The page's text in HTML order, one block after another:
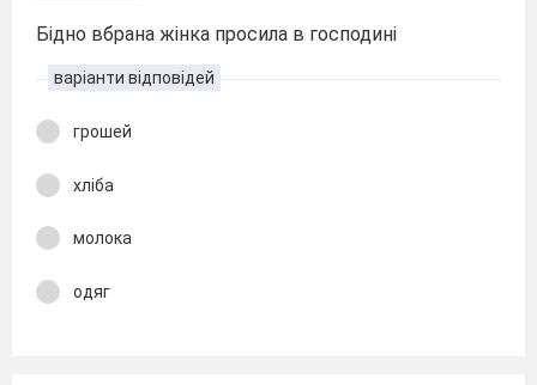
Бідно вбрана жінка просила в господині
варіанти відповідей
грошей
хліба
молока
одяг